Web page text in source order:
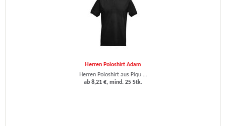
Herren Poloshirt Adam
Herren Poloshirt aus Piqu ...
ab 8,21 €, mind. 25 Stk.